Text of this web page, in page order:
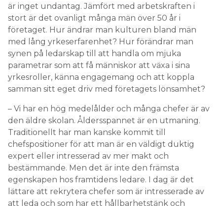
är inget undantag. Jämfört med arbetskraften i
stort är det ovanligt många män över 50 år i
företaget. Hur ändrar man kulturen bland män
med lång yrkeserfarenhet? Hur förändrar man
synen på ledarskap till att handla om mjuka
parametrar som att få människor att växa i sina
yrkesroller, känna engagemang och att koppla
samman sitt eget driv med företagets lönsamhet?
– Vi har en hög medelålder och många chefer är av
den äldre skolan. Åldersspannet är en utmaning.
Traditionellt har man kanske kommit till
chefspositioner för att man är en väldigt duktig
expert eller intresserad av mer makt och
bestämmande. Men det är inte den främsta
egenskapen hos framtidens ledare. I dag är det
lättare att rekrytera chefer som är intresserade av
att leda och som har ett hållbarhetstänk och